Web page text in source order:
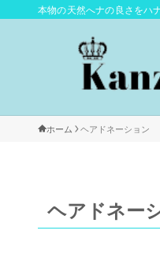
本物の天然へナの良さをハ
ホーム ヘアドネーション
ヘアドネー